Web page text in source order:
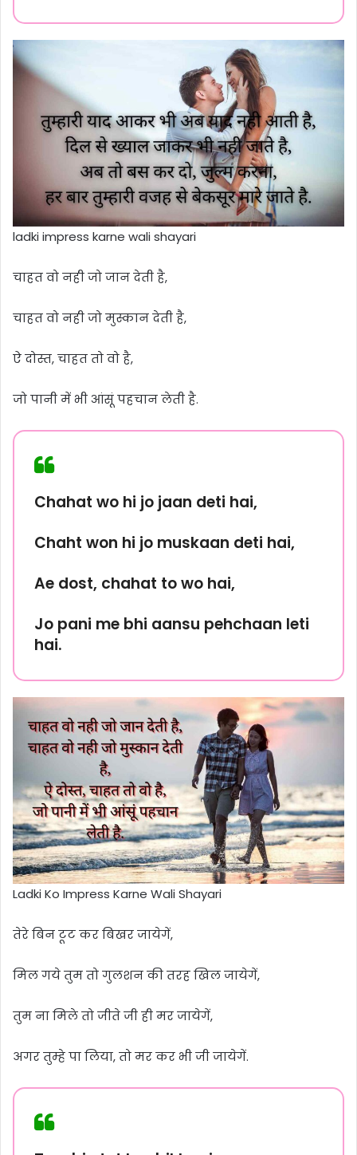
ladki impress karne wali shayari
चाहत वो नही जो जान देती है,
चाहत वो नही जो मुस्कान देती है,
ऐ दोस्त, चाहत तो वो है,
जो पानी में भी आंसूं पहचान लेती है.
Chahat wo hi jo jaan deti hai,
Chaht won hi jo muskaan deti hai,
Ae dost, chahat to wo hai,
Jo pani me bhi aansu pehchaan leti
hai.
Ladki Ko Impress Karne Wali Shayari
तेरे बिन टूट कर बिखर जायेगें,
मिल गये तुम तो गुलशन की तरह खिल जायेगें,
तुम ना मिले तो जीते जी ही मर जायेगें,
अगर तुम्हे पा लिया, तो मर कर भी जी जायेगें.